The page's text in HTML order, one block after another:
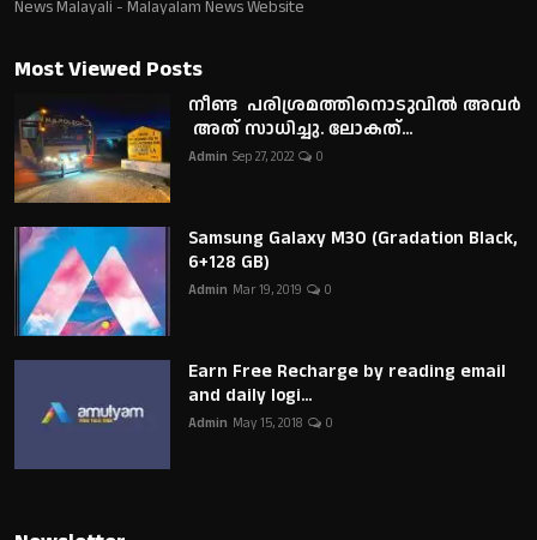
News Malayali - Malayalam News Website
Most Viewed Posts
നീണ്ട പരിശ്രമത്തിനൊടുവിൽ അവർ
അത് സാധിച്ചു. ലോകത്...
Admin Sep 27, 2022 0
Samsung Galaxy M30 (Gradation Black,
6+128 GB)
Admin Mar 19, 2019 0
Earn Free Recharge by reading email
and daily logi...
Admin May 15, 2018 0